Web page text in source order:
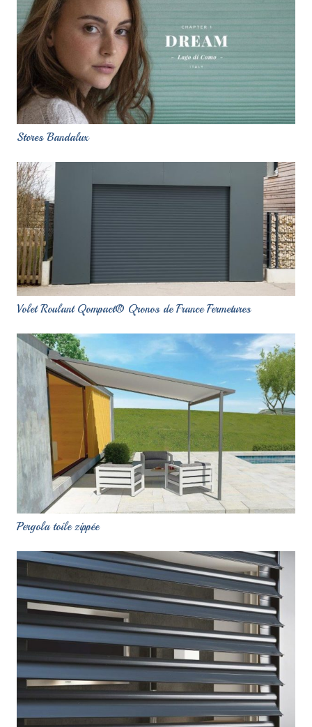
Stores Bandalux
Volet Roulant Qompact® Qronos de France Fermetures
Pergola toile zippée